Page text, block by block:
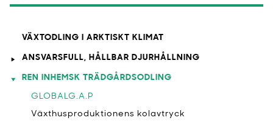
VÄXTODLING I ARKTISKT KLIMAT
ANSVARSFULL, HÅLLBAR DJURHÅLLNING
REN INHEMSK TRÄDGÅRDSODLING
GLOBALG.A.P
Växthusproduktionens kolavtryck